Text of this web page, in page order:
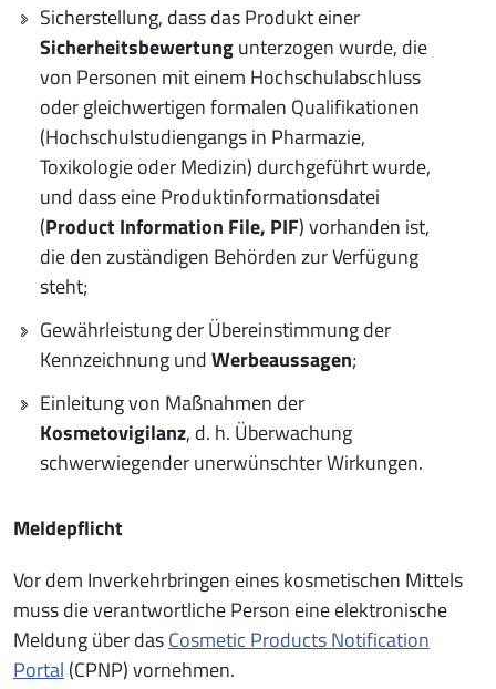
Sicherstellung, dass das Produkt einer
Sicherheitsbewertungunterzogen wurde, die
von Personen mit einem Hochschulabschluss
oder gleichwertigen formalen Qualifikationen
(Hochschulstudiengangs in Pharmazie,
Toxikologie oder Medizin) durchgeführt wurde,
und dass eine Produktinformationsdatei
(Product Information File, PIF) vorhanden ist,
die den zuständigen Behörden zur Verfügung
steht;
Gewährleistung der Übereinstimmung der
Kennzeichnung undWerbeaussagen;
Einleitung von Maßnahmen der
Kosmetovigilanz, d. h. Überwachung
schwerwiegender unerwünschter Wirkungen.
Meldepflicht
Vor dem Inverkehrbringen eines kosmetischen Mittels
muss die verantwortliche Person eine elektronische
Meldung über dasCosmetic Products Notification
Portal (CPNP) vornehmen.